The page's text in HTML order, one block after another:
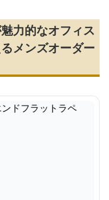
力的なオフィス
メンズオーダー